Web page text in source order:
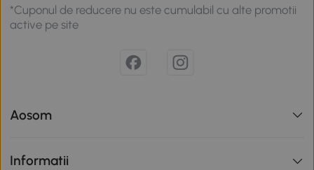
*Cuponul de reducere nu este cumulabil cu alte promotii
active pe site
Aosom
Informatii